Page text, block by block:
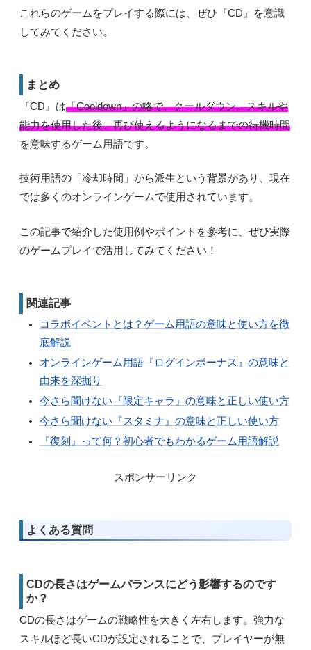
これらのゲームをプレイする際には、ぜひ『CD』を意識
してみてください。
まとめ
『CD』は「Cooldown」の略で、クールダウン。スキルや
能力を使用した後、再び使えるようになるまでの待機時間
を意味するゲーム用語です。
技術用語の「冷却時間」から派生という背景があり、現在
では多くのオンラインゲームで使用されています。
この記事で紹介した使用例やポイントを参考に、ぜひ実際
のゲームプレイで活用してみてください！
関連記事
コラボイベントとは？ゲーム用語の意味と使い方を徹
底解説
オンラインゲーム用語『ログインボーナス』の意味と
由来を深掘り
今さら聞けない『限定キャラ』の意味と正しい使い方
今さら聞けない『スタミナ』の意味と正しい使い方
『復刻』って何？初心者でもわかるゲーム用語解説
スポンサーリンク
よくある質問
CDの長さはゲームバランスにどう影響するのです
か？
CDの長さはゲームの戦略性を大きく左右します。強力な
スキルほど長いCDが設定されることで、プレイヤーが無